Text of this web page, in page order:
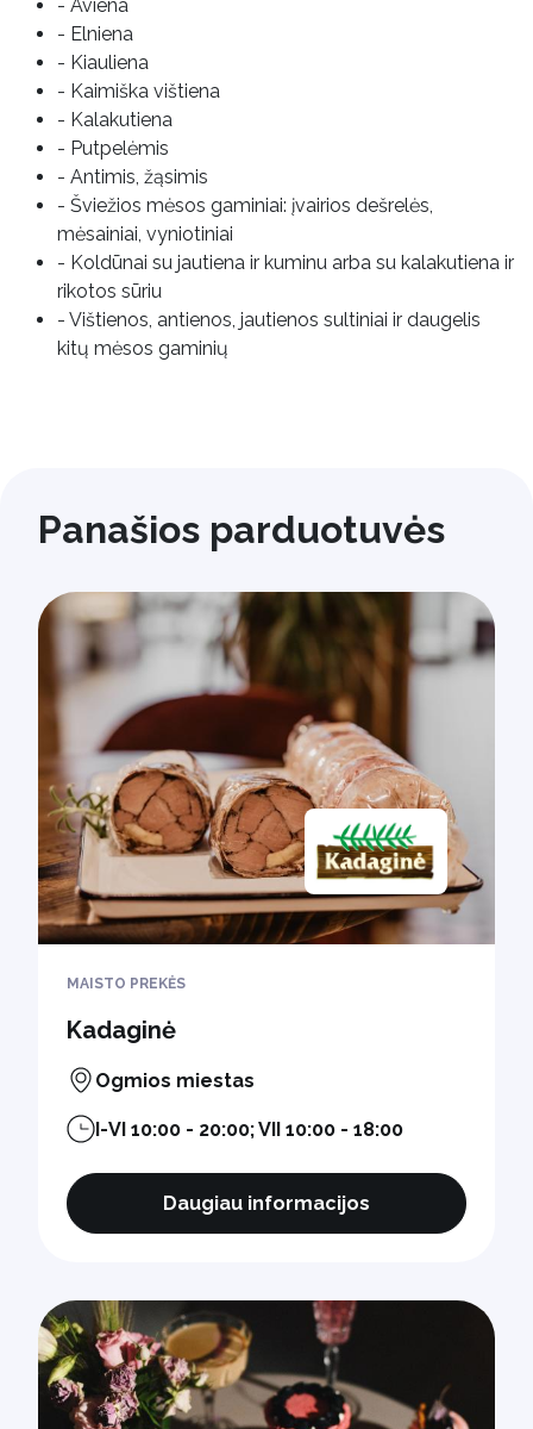
- Aviena
- Elniena
- Kiauliena
- Kaimiška vištiena
- Kalakutiena
- Putpelėmis
- Antimis, žąsimis
- Šviežios mėsos gaminiai: įvairios dešrelės,
mėsainiai, vyniotiniai
- Koldūnai su jautiena ir kuminu arba su kalakutiena ir
rikotos sūriu
- Vištienos, antienos, jautienos sultiniai ir daugelis
kitų mėsos gaminių
Panašios parduotuvės
MAISTO PREKĖS
Kadaginė
Ogmios miestas
I-VI 10:00 - 20:00; VII 10:00 - 18:00
Daugiau informacijos